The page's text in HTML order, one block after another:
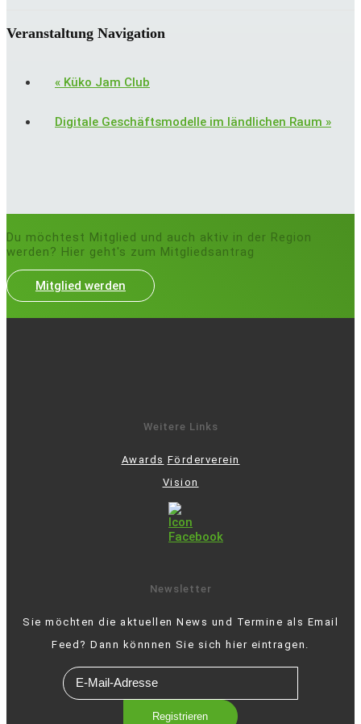
Veranstaltung Navigation
« Küko Jam Club
Digitale Geschäftsmodelle im ländlichen Raum »
Du möchtest Mitglied und auch aktiv in der Region
werden? Hier geht's zum Mitgliedsantrag
Mitglied werden
Weitere Links
Awards Förderverein
Vision
Newsletter
Sie möchten die aktuellen News und Termine als Email
Feed? Dann könnnen Sie sich hier eintragen.